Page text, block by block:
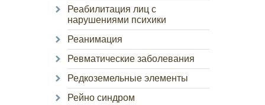
Реабилитация лиц с
нарушениями психики
Реанимация
Ревматические заболевания
Редкоземельные элементы
Рейно синдром